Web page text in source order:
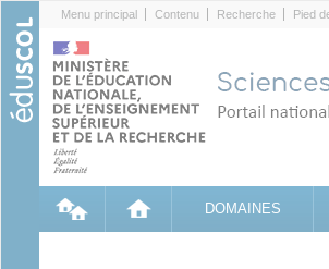
Menu principal Contenu Recherche Pied
DOMAINES